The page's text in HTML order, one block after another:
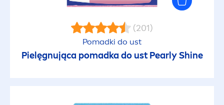
(201)
Pomadki do ust
Pielęgnująca pomadka do ustPearlyShine